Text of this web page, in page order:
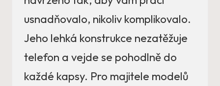
usnadňovalo, nikoliv komplikovalo.
Jeho lehká konstrukce nezatěžuje
telefon a vejde se pohodlně do
každé kapsy. Pro majitele modelů